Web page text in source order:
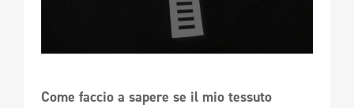
Come faccio a sapere se il mio tessuto